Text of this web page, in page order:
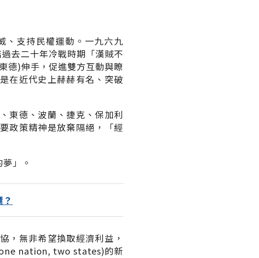
、支持民權運動。一九六九
去二十年冷戰時期「漢賊不
德)伸手，促進雙方互動與瞭
在近代史上赫赫有名、突破
東德、波蘭、捷克、保加利
政策精神是放棄隔絕，「經
」。
，無非希望換取經濟利益，
nation, two states)的新